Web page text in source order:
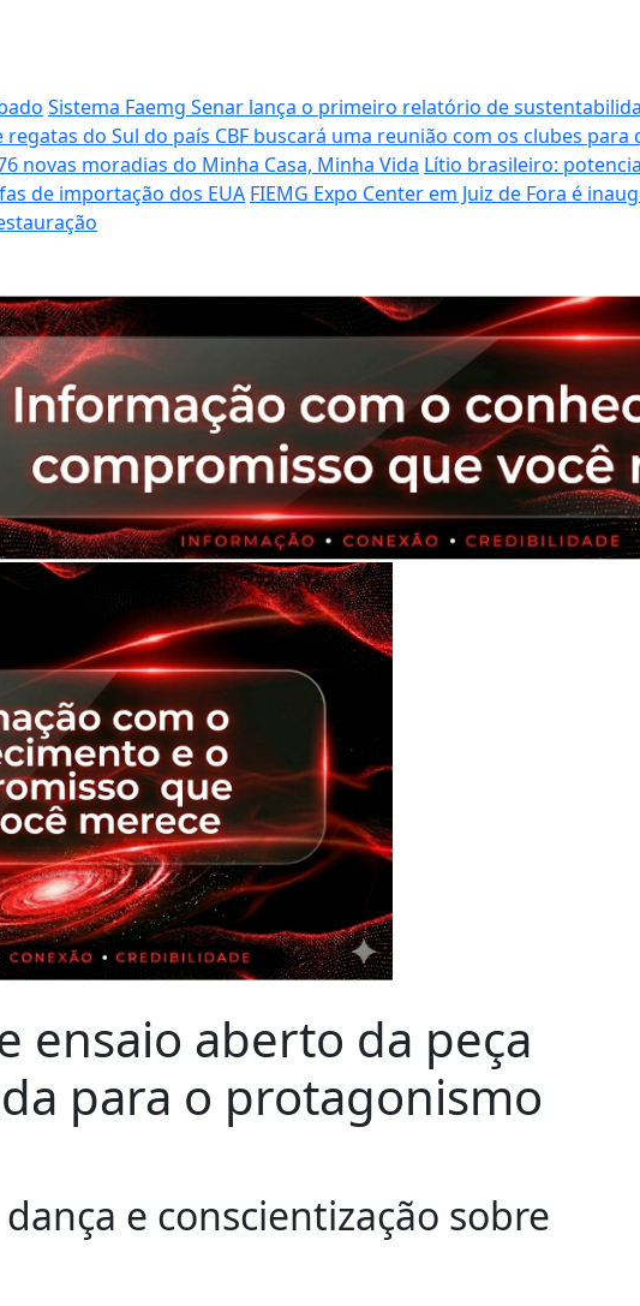
Sistema Faemg Senar lança o primeiro relatório de
do Sul do país CBF buscará uma reunião com os clubes
novas moradias do Minha Casa, Minha Vida Lítio brasileiro:
de importação dos EUA FIEMG Expo Center em Juiz de Fora é
ensaio aberto da peça
para o protagonismo
e conscientização sobre